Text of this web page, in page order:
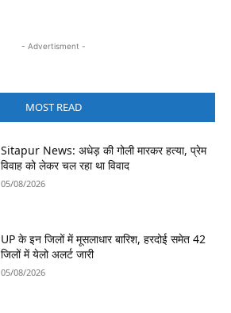
- Advertisment -
MOST READ
Sitapur News: अधेड़ की गोली मारकर हत्या, प्रेम
विवाह को लेकर चल रहा था विवाद
05/08/2026
UP के इन जिलों में मूसलाधार बारिश, हरदोई समेत 42
जिलों में येलो अलर्ट जारी
05/08/2026